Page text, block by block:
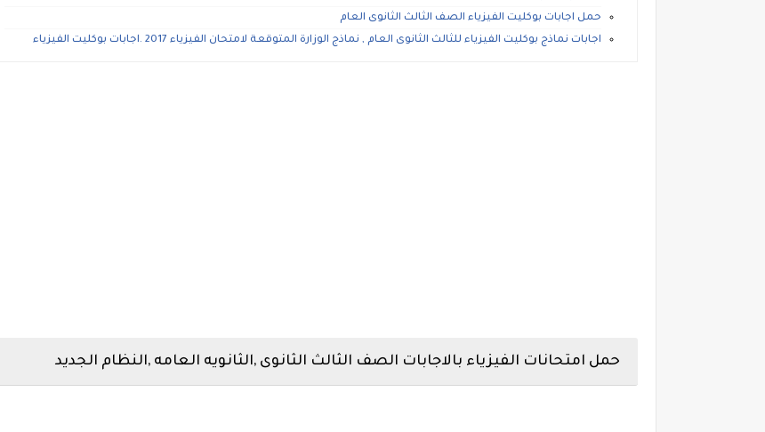
حمل اجابات بوكليت الفيزياء الصف الثالث الثانوى العام
اجابات نماذج بوكليت الفيزياء للثالث الثانوى العام , نماذج الوزارة المتوقعة لامتحان الفيزياء 2017 .اجابات بوكليت الفيزياء
حمل امتحانات الفيزياء بالاجابات الصف الثالث الثانوى ,الثانويه العامه ,النظام الجديد